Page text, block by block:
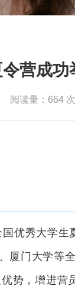
营成功
阅读量： 664 次
优秀大学生
厦门大学等
势，增进营